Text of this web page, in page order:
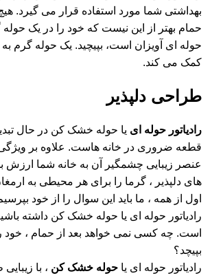
بهداشتی شما مورد استفاده قرار می گیرد.
حمام بهتر از این نیست که خود را در یک حوله
حوله ای آویزان است، بپیچید. یک حوله گرم
کمک می کند.
طراحی دلپذیر
رادیاتور حوله ای یا حوله خشک کن در حال
قطعه ضروری در خانه هاست. علاوه بر
عنصر زیبایی چشمگیر آن به خانه شما ارزش
های دلپذیر ، گرما را برای هر محیطی به
اول از همه ، ما باید این سوال را از خود
رادیاتور حوله ای یا حوله خشک کن داشته
است. چه کسی نمی خواهد بعد از حمام ، خود
بپیچد؟
رادیاتور حوله ای یا حوله خشک کن ، با